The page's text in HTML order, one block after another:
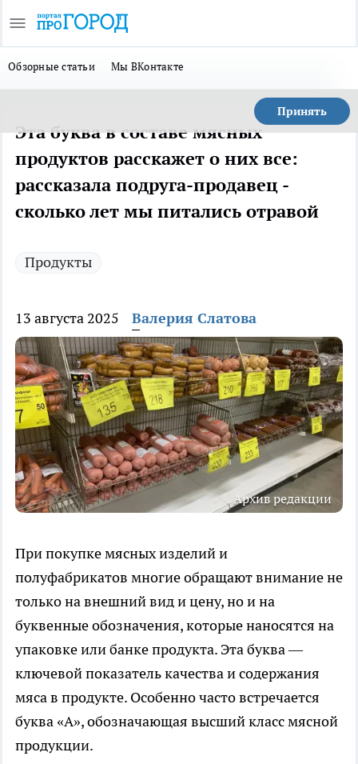
Обзорные статьи Мы ВКонтакте
Принять
Эта буква в составе мясных
продуктов расскажет о них все:
рассказала подруга-продавец -
сколько лет мы питались отравой
Продукты
13 августа 2025 Валерия Слатова
Архив редакции
При покупке мясных изделий и
полуфабрикатов многие обращают внимание не
только на внешний вид и цену, но и на
буквенные обозначения, которые наносятся на
упаковке или банке продукта. Эта буква —
ключевой показатель качества и содержания
мяса в продукте. Особенно часто встречается
буква «А», обозначающая высший класс мясной
продукции.